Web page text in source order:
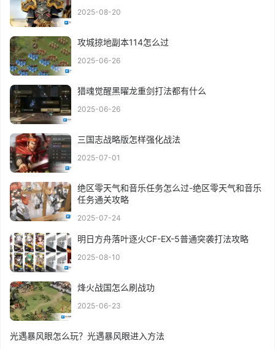
2025-08-20
攻城掠地副本114怎么过
2025-06-26
猎魂觉醒黑曜龙重剑打法都有什么
2025-06-26
三国志战略版怎样强化战法
2025-07-01
绝区零天气和音乐任务怎么过-绝区零天气和音乐
任务通关攻略
2025-07-24
明日方舟落叶逐火CF-EX-5普通突袭打法攻略
2025-08-10
烽火战国怎么刷战功
2025-06-23
光遇暴风眼怎么玩？光遇暴风眼进入方法